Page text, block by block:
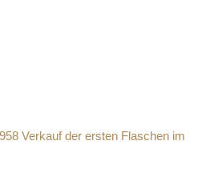
Verkauf der ersten Flaschen im